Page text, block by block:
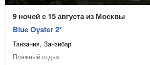
9 ночей с 15 августа из Москвы
Blue Oyster 2*
Танзания Занзибар
Пляжный отдых